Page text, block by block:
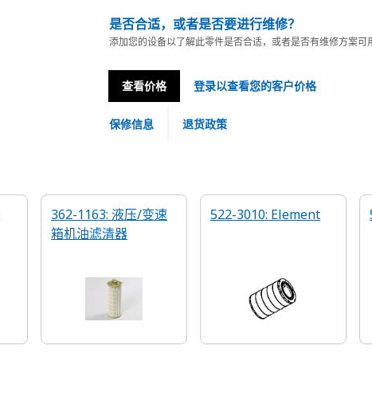
是否合适，或者是否要进行维修？
添加您的设备以了解此零件是否合适，或者是否有维修方案可
查看价格 登录以查看您的客户价格
保修信息 退货政策
362-1163: 液压/变速
箱机油滤清器
522-3010: Element